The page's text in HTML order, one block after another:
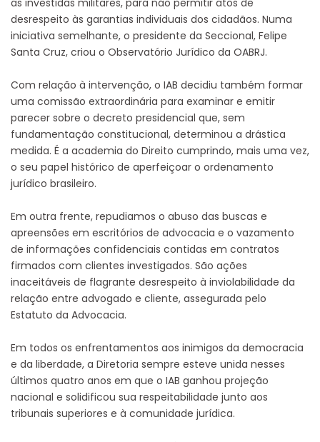
as investidas militares, para não permitir atos de
desrespeito às garantias individuais dos cidadãos. Numa
iniciativa semelhante, o presidente da Seccional, Felipe
Santa Cruz, criou o Observatório Jurídico da OABRJ.
Com relação à intervenção, o IAB decidiu também formar
uma comissão extraordinária para examinar e emitir
parecer sobre o decreto presidencial que, sem
fundamentação constitucional, determinou a drástica
medida. É a academia do Direito cumprindo, mais uma vez,
o seu papel histórico de aperfeiçoar o ordenamento
jurídico brasileiro.
Em outra frente, repudiamos o abuso das buscas e
apreensões em escritórios de advocacia e o vazamento
de informações confidenciais contidas em contratos
firmados com clientes investigados. São ações
inaceitáveis de flagrante desrespeito à inviolabilidade da
relação entre advogado e cliente, assegurada pelo
Estatuto da Advocacia.
Em todos os enfrentamentos aos inimigos da democracia
e da liberdade, a Diretoria sempre esteve unida nesses
últimos quatro anos em que o IAB ganhou projeção
nacional e solidificou sua respeitabilidade junto aos
tribunais superiores e à comunidade jurídica.